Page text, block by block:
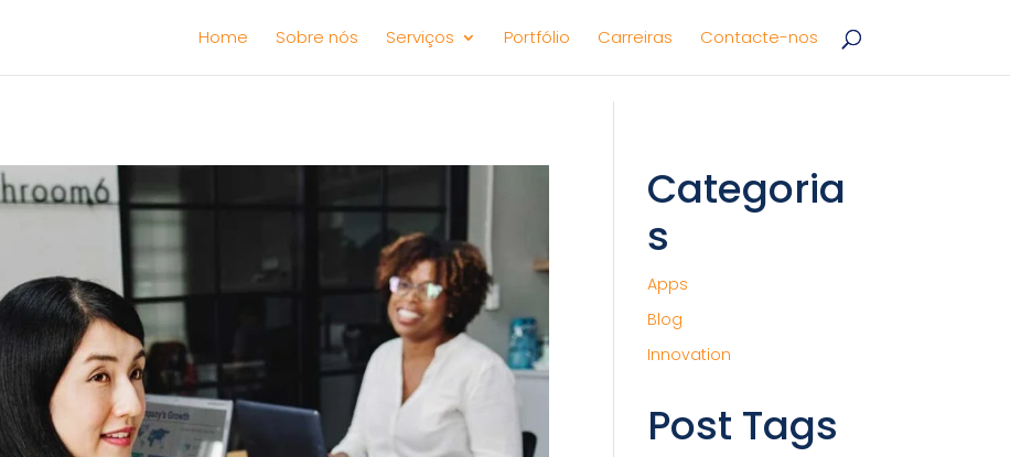
Home Sobre nós Serviços Portfólio Carreiras Contacte-nos
Categoria
s
Apps
Blog
Innovation
Post Tags